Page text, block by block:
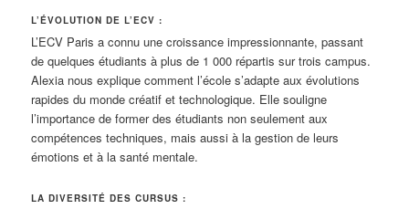
L’ÉVOLUTION DE L’ECV :
L’ECV Paris a connu une croissance impressionnante, passant
de quelques étudiants à plus de 1 000 répartis sur trois campus.
Alexia nous explique comment l’école s’adapte aux évolutions
rapides du monde créatif et technologique. Elle souligne
l’importance de former des étudiants non seulement aux
compétences techniques, mais aussi à la gestion de leurs
émotions et à la santé mentale.
LA DIVERSITÉ DES CURSUS :